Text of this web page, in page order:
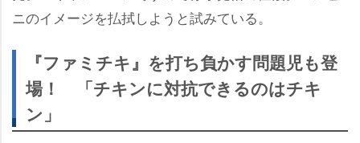
ニのイメージを払拭しようと試みている。
『ファミチキ』を打ち負かす問題児も登
場！ 「チキンに対抗できるのはチキ
ン」